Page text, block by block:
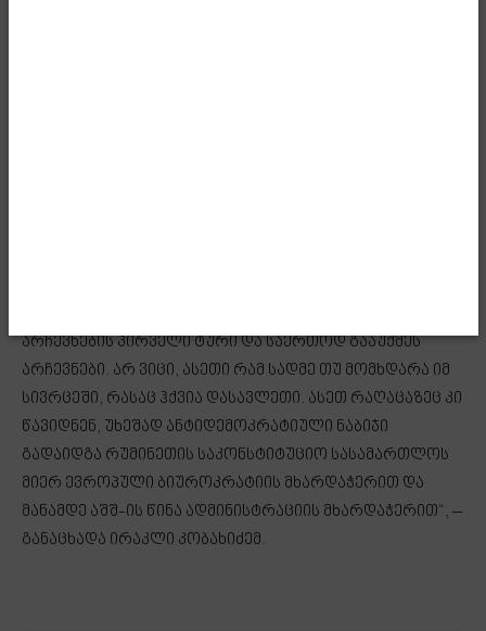
არჩევნების პირველი ტური და საერთოდ გააუქმეს
არჩევნები. არ ვიცი, ასეთი რამ სადმე თუ მომხდარა იმ
სივრცეში, რასაც ჰქვია დასავლეთი. ასეთ რაღაცაზეც კი
წავიდნენ, უხეშად ანტიდემოკრატიული ნაბიჯი
გადაიდგა რუმინეთის საკონსტიტუციო სასამართლოს
მიერ ევროპული ბიუროკრატიის მხარდაჭერით და
მანამდე აშშ-ის წინა ადმინისტრაციის მხარდაჭერით“, –
განაცხადა ირაკლი კობახიძემ.